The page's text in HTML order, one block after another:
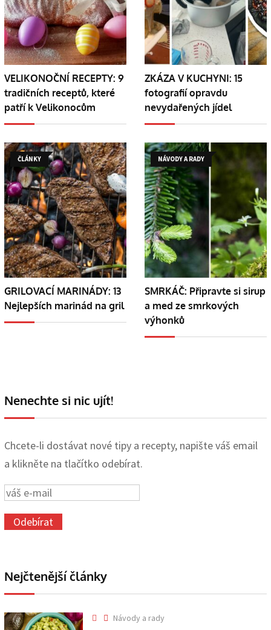
VELIKONOČNÍ RECEPTY: 9
tradičních receptů, které
patří k Velikonocům
ZKÁZA V KUCHYNI: 15
fotografií opravdu
nevydařených jídel
ČLÁNKY
GRILOVACÍ MARINÁDY: 13
Nejlepších marinád na gril
NÁVODY A RADY
SMRKÁČ: Připravte si sirup
a med ze smrkových
výhonků
Nenechte si nic ujít!
Chcete-li dostávat nové tipy a recepty, napište váš email
a klikněte na tlačítko odebírat.
Nejčtenější články
Návody a rady